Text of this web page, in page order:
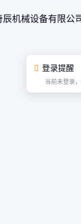
辰机械设备有限公
登录提醒
当前未登录